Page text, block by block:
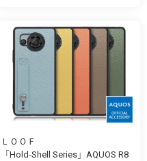
ＬＯＯＦ
「Hold-Shell Series」AQUOS R8